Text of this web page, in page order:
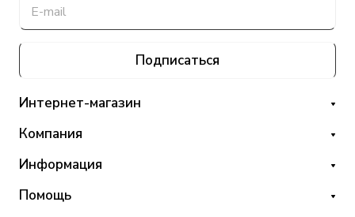
Подписаться
Интернет-магазин
Компания
Информация
Помощь